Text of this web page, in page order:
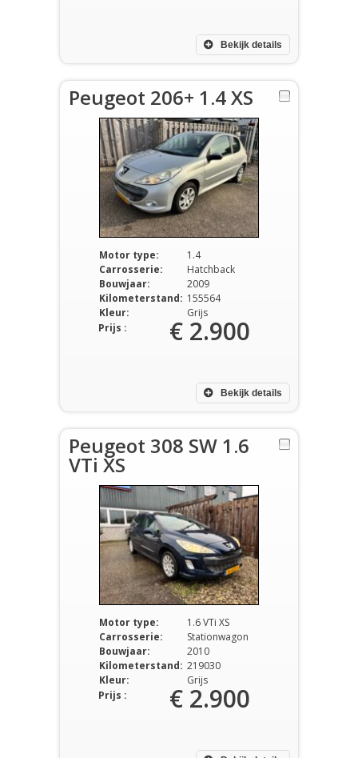
Bekijk details
Peugeot 206+ 1.4 XS
Motor type:
1.4
Carrosserie:
Hatchback
Bouwjaar:
2009
Kilometerstand: 155564
Kleur:
Grijs
Bekijk details
Prijs : € 2.900
Peugeot 308 SW 1.6
VTi XS
Motor type:
1.6 VTi XS
Carrosserie:
Stationwagon
Bouwjaar:
2010
Kilometerstand: 219030
Kleur:
Grijs
Prijs : € 2.900